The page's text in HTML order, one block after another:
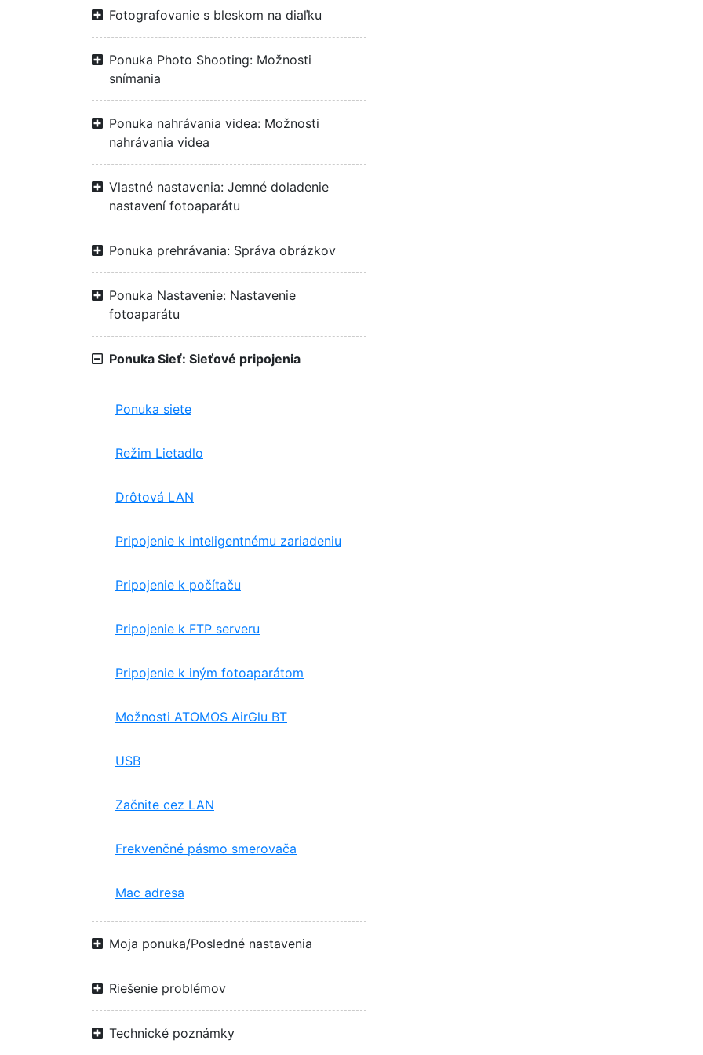
Fotografovanie s bleskom na diaľku
Ponuka Photo Shooting: Možnosti
snímania
Ponuka nahrávania videa: Možnosti
nahrávania videa
Vlastné nastavenia: Jemné doladenie
nastavení fotoaparátu
Ponuka prehrávania: Správa obrázkov
Ponuka Nastavenie: Nastavenie
fotoaparátu
Ponuka Sieť: Sieťové pripojenia
Ponuka siete
Režim Lietadlo
Drôtová LAN
Pripojenie k inteligentnému zariadeniu
Pripojenie k počítaču
Pripojenie k FTP serveru
Pripojenie k iným fotoaparátom
Možnosti ATOMOS AirGlu BT
USB
Začnite cez LAN
Frekvenčné pásmo smerovača
Mac adresa
Moja ponuka/Posledné nastavenia
Riešenie problémov
Technické poznámky